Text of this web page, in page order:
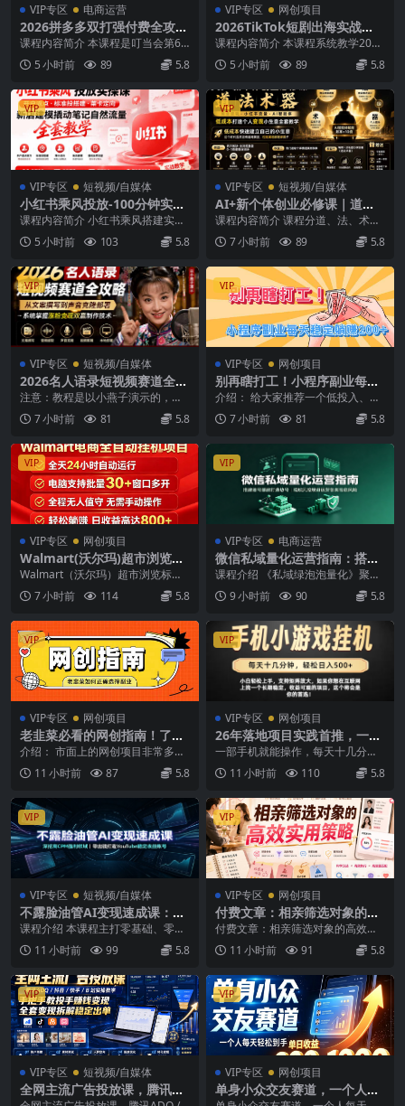
VIP专区 电商运营
2026拼多多双打强付费全攻
略-62期；成本推广加托管双
剑合璧，系统讲解7种付费玩
法优劣势与选择策略
课程内容简介 本课程是叮当会第62
期拼多多专题课程，系统讲解2026
年最新推出的...
5 小时前 89 5.8
VIP专区 网创项目
2026TikTok短剧出海实战
课：IAA广告分账×IAP付费变
现×账号搭建×平台规则×双轨
爆发×回款全流程
课程内容简介 本课程系统教学2026
年TikTok短剧出海从账号搭建、平
台规则、...
5 小时前 89 5.8
VIP
VIP专区 短视频/自媒体
小红书乘风投放-100分钟实操
课｜开户返点·标准投搭建·莱
卡定向，新店建模撬动笔记自
然流量全套教学
课程内容简介 小红书乘风搭建实操
课共100分钟实战内容，围绕代理
商开户返点、新店...
5 小时前 103 5.8
VIP
VIP专区 短视频/自媒体
AI+新个体创业必修课｜道法
术器｜商业逻辑·小红书流量·A
I智能体｜低成本打造个人变现
小生意全套教学
课程内容简介 课程分道、法、术、
器四大板块搭建新个体完整商业闭
环。道拆解商业底层...
7 小时前 89 5.8
VIP
VIP专区 短视频/自媒体
2026名人语录短视频赛道全攻
略；从文案撰写到声音克隆部
署，系统掌握涨粉变现双赢制
作技术
注意：教程是以小燕子演示的，不
是和珅演示的。可以做和珅语录或
者其他语录 声音克隆...
7 小时前 81 5.8
VIP
VIP专区 网创项目
别再瞎打工！小程序副业每天
稳定躺赚200+
介绍： 给大家推荐一个低投入、零
门槛、稳收益、长期被动躺赚的优
质长线项目——微信...
7 小时前 81 5.8
VIP
VIP专区 网创项目
Walmart(沃尔玛)超市浏览标
注项目，单账号日收益20+单
电脑日收益可达800+带分佣机
制【揭秘】
Walmart（沃尔玛）超市浏览标注
项目，单账号日收益20+单电脑日
收益可达80...
7 小时前 114 5.8
VIP
VIP专区 电商运营
微信私域量化运营指南：搭建
账号基建打造热号，脱敏风控
规避运营各类高危风险
课程介绍 《私域绿泡泡量化》聚焦
微信私域规模化、安全化运营，围
绕账号基建、热号养...
9 小时前 90 5.8
VIP
VIP专区 网创项目
老韭菜必看的网创指南！了解
项目类型，才能找到好的项
目，才能拿到想要的结果
介绍： 市面上的网创项目非常多，
割韭菜的也非常多，新手小白对于
网创的理解不够深刻...
11 小时前 87 5.8
VIP
VIP专区 网创项目
26年落地项目实践首推，一部
手机，轻松日入500+，长期稳
定
一部手机就能操作，每天十几分钟
就够用了，轻松日入500+，矩阵放
大无上限经常看我...
11 小时前 110 5.8
VIP
VIP专区 短视频/自媒体
不露脸油管AI变现速成课：深
挖高CPM盈利领域，零出镜打
造YouTube稳定收益账号
课程介绍 本课程主打零基础、零出
镜，仅用 4 小时完整掌握 AI 不露脸
You...11 小时前 99 5.8
VIP
VIP专区 网创项目
付费文章：相亲筛选对象的高
效实用策略
付费文章：相亲筛选对象的高效实
用策略 文章介绍： 人都是善于伪装
的，尤其是相亲的...
11 小时前 91 5.8
VIP
VIP专区 短视频/自媒体
全网主流广告投放课，腾讯AD
VIP
VIP专区 网创项目
单身小众交友赛道，一个人每